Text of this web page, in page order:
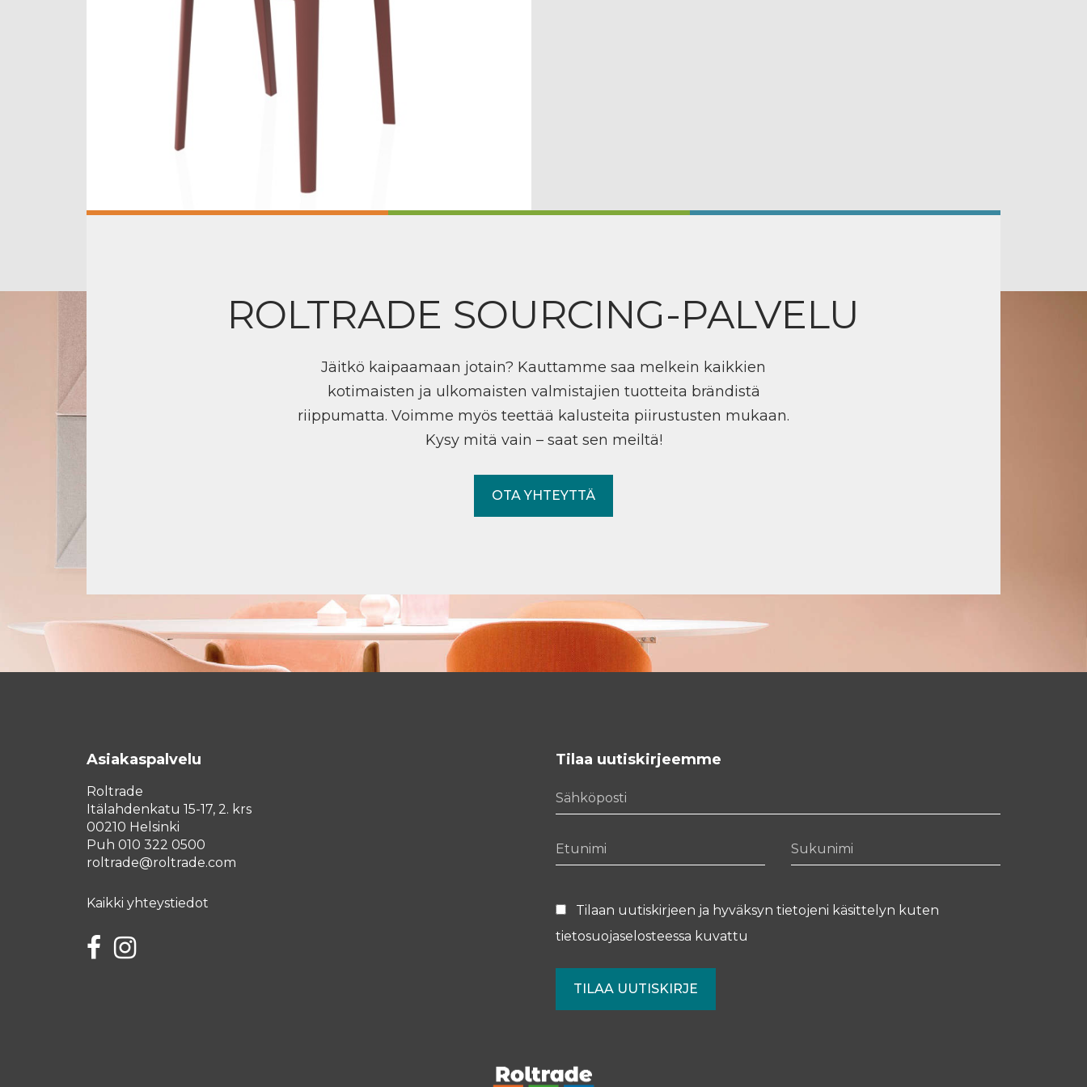
ROLTRADE SOURCING-PALVELU
Jäitkö kaipaamaan jotain? Kauttamme saa melkein kaikkien
kotimaisten ja ulkomaisten valmistajien tuotteita brändistä
riippumatta. Voimme myös teettää kalusteita piirustusten mukaan.
Kysy mitä vain – saat sen meiltä!
OTA YHTEYTTÄ
Asiakaspalvelu
Roltrade
Itälahdenkatu 15-17, 2. krs
00210 Helsinki
Puh 010 322 0500
roltrade@roltrade.com
Kaikki yhteystiedot
FacebookInstagram
Tilaa uutiskirjeemme
Sähköposti
Etunimi Sukunimi
Tilaan uutiskirjeen ja hyväksyn tietojeni käsittelyn kuten
tietosuojaselosteessa kuvattu